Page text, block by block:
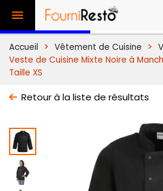

Accueil Vêtement de Cuisine
Veste de Cuisine Mixte Noire à
Taille XS
Retour à la liste de résultats